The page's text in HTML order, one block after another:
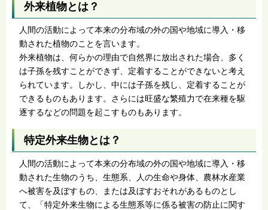
外来植物とは？
人間の活動によって本来の分布域の外の国や地域に導入・移
動された植物のことを言います。
外来植物は、何らかの理由で自然界に放出された場合、多く
は子孫を残すことができず、定着することができないと考え
られています。しかし、中には子孫を残し、定着することが
できるものもあります。さらには旺盛な繁殖力で在来種を駆
逐するなどの問題を起こすものもあります。
特定外来生物とは？
人間の活動によって本来の分布域の外の国や地域に導入・移
動された生物のうち、生態系、人の生命や身体、農林水産業
へ被害を及ぼすもの、または及ぼすおそれがあるものとし
て、「特定外来生物による生態系等に係る被害の防止に関す